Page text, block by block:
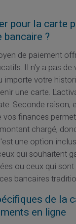
pour la carte
?
de paiement
Il n'y a pas
importe votre
une carte.
Seconde raison,
finances
chargé,
une option
qui souhaitent
ou ceux qui
bancaires
de la
en ligne